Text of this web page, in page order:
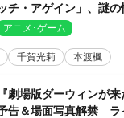
チ・アゲイン」、謎
状が届く
アニメ･ゲーム
千賀光莉 本渡楓
劇場版ダーウィンが
告＆場面写真解禁 ラ